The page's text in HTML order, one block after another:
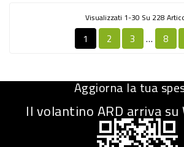
Visualizzati 1-30 Su 228
1 2 3 … 8
Aggiorna la tua
Il volantino ARD arriva